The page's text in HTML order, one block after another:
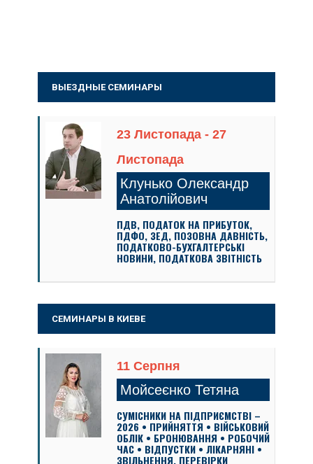
ВЫЕЗДНЫЕ СЕМИНАРЫ
23 Листопада - 27
Листопада
Клунько Олександр
Анатолійович
ПДВ, ПОДАТОК НА ПРИБУТОК,
ПДФО, ЗЕД, ПОЗОВНА ДАВНІСТЬ,
ПОДАТКОВО-БУХГАЛТЕРСЬКІ
НОВИНИ, ПОДАТКОВА ЗВІТНІСТЬ
СЕМИНАРЫ В КИЕВЕ
11 Серпня
Мойсеєнко Тетяна
СУМІСНИКИ НА ПІДПРИЄМСТВІ –
2026 • ПРИЙНЯТТЯ • ВІЙСЬКОВИЙ
ОБЛІК • БРОНЮВАННЯ • РОБОЧИЙ
ЧАС • ВІДПУСТКИ • ЛІКАРНЯНІ •
ЗВІЛЬНЕННЯ. ПЕРЕВІРКИ